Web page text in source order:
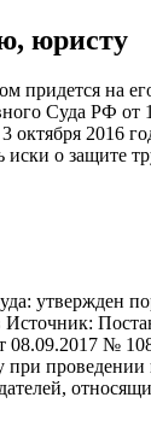
юристу
придется на
Суда РФ
октября 2016
иски о защите
утвержден
08.09.2017 №
при